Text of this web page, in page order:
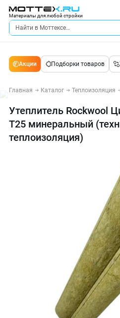
Материалы для любой стройки
Акции Подборки товаров
Главная Каталог Теплоизоляция
Утеплитель Rockwool
T25 минеральный
теплоизоляция)